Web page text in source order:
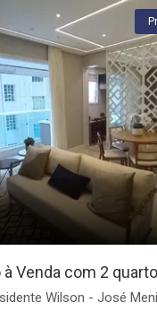
Venda com 2
Wilson - José